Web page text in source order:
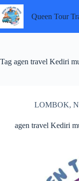
Skip
to
content
Queen Tour
Tag agen travel Kediri
LOMBOK,
agen travel Kediri